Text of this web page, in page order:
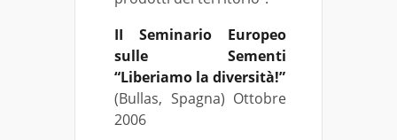
II Seminario Europeo
sulle Sementi
“Liberiamo la diversità!”
(Bullas, Spagna) Ottobre
2006